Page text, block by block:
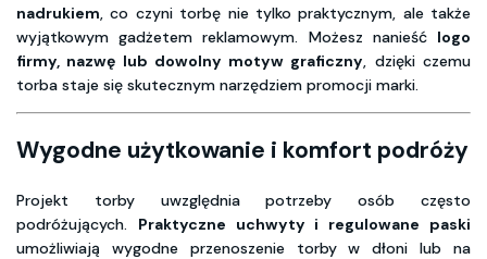
nadrukiem , co czyni torbę nie tylko praktycznym, ale także
wyjątkowym gadżetem reklamowym. Możesz nanieść logo
firmy, nazwę lub dowolny motyw graficzny , dzięki czemu
torba staje się skutecznym narzędziem promocji marki.
Wygodne użytkowanie i komfort podróży
Projekt torby uwzględnia potrzeby osób często
podróżujących. Praktyczne uchwyty i regulowane paski
umożliwiają wygodne przenoszenie torby w dłoni lub na